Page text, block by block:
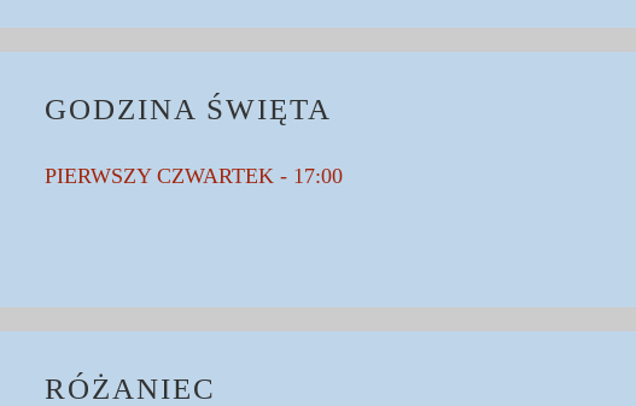
GODZINA ŚWIĘTA
PIERWSZY CZWARTEK - 17:00
RÓŻANIEC